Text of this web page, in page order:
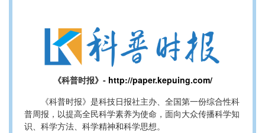
《科普时报》- http://paper.kepuing.com/
《科普时报》是科技日报社主办、全国第一份综合性科
普周报，以提高全民科学素养为使命，面向大众传播科学知
识、科学方法、科学精神和科学思想。